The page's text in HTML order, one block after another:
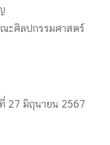
ะศิลปกรรมศาสตร์
27 มิถุนายน 2567